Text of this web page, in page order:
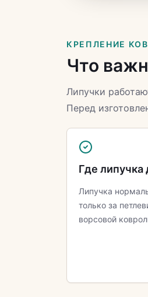
КРЕПЛЕНИЕ
Что
Липучки
Перед
Где
Липучка
только за
ворсовой